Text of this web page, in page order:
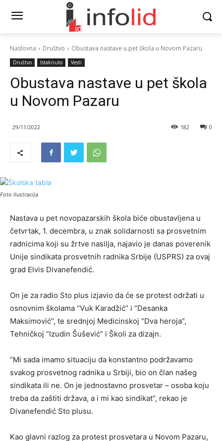
Naslovna Društvo Obustava nastave u pet škola u Novom Pazaru
Društvo Istaknuto Vesti
Obustava nastave u pet škola
u Novom Pazaru
29/11/2022 0
182
Foto Ilustracija
Nastava u pet novopazarskih škola biće obustavljena u
četvrtak, 1. decembra, u znak solidarnosti sa prosvetnim
radnicima koji su žrtve nasilja, najavio je danas poverenik
Unije sindikata prosvetnih radnika Srbije (USPRS) za ovaj
grad Elvis Divanefendić.
On je za radio Sto plus izjavio da će se protest održati u
osnovnim školama “Vuk Karadžić” i “Desanka
Maksimović”, te srednjoj Medicinskoj “Dva heroja”,
Tehničkoj “Izudin Šušević” i Školi za dizajn.
“Mi sada imamo situaciju da konstantno podržavamo
svakog prosvetnog radnika u Srbiji, bio on član našeg
sindikata ili ne. On je jednostavno prosvetar – osoba koju
treba da zaštiti država, a i mi kao sindikat”, rekao je
Divanefendić Sto plusu.
Kao glavni razlog za protest prosvetara u Novom Pazaru,